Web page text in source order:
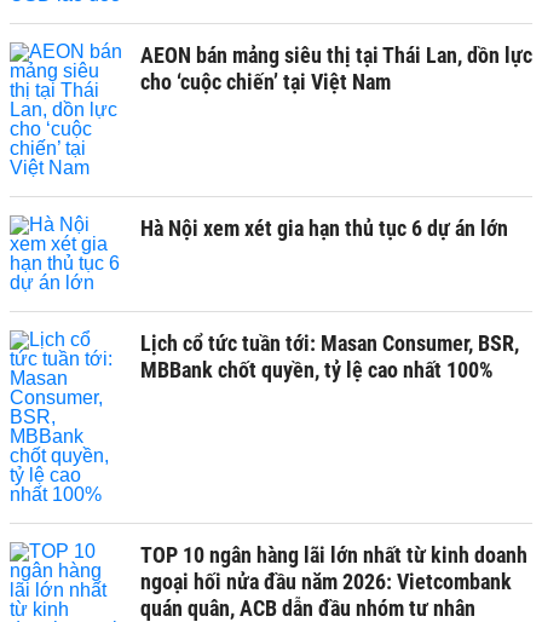
AEON bán mảng siêu thị tại Thái Lan, dồn lực
cho ‘cuộc chiến’ tại Việt Nam
Hà Nội xem xét gia hạn thủ tục 6 dự án lớn
Lịch cổ tức tuần tới: Masan Consumer, BSR,
MBBank chốt quyền, tỷ lệ cao nhất 100%
TOP 10 ngân hàng lãi lớn nhất từ kinh doanh
ngoại hối nửa đầu năm 2026: Vietcombank
quán quân, ACB dẫn đầu nhóm tư nhân